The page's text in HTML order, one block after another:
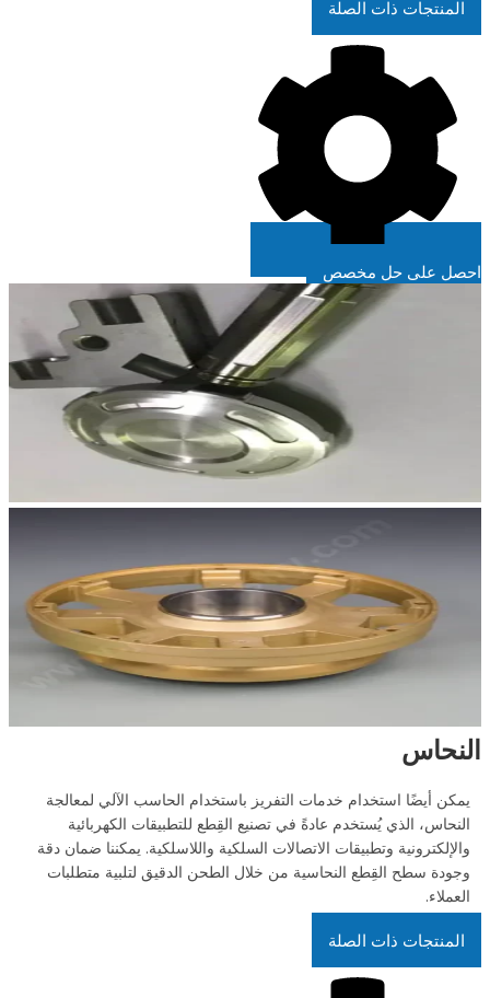
المنتجات ذات الصلة
احصل على حل مخصص
النحاس
يمكن أيضًا استخدام خدمات التفريز باستخدام الحاسب الآلي لمعالجة
النحاس، الذي يُستخدم عادةً في تصنيع القِطع للتطبيقات الكهربائية
والإلكترونية وتطبيقات الاتصالات السلكية واللاسلكية. يمكننا ضمان دقة
وجودة سطح القِطع النحاسية من خلال الطحن الدقيق لتلبية متطلبات
العملاء.
المنتجات ذات الصلة